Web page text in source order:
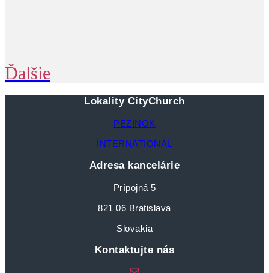
Ďalšie
Lokality CityChurch
PEZINOK
INTERNATIONAL
Adresa kancelárie
Prípojná 5
821 06 Bratislava
Slovakia
Kontaktujte nás